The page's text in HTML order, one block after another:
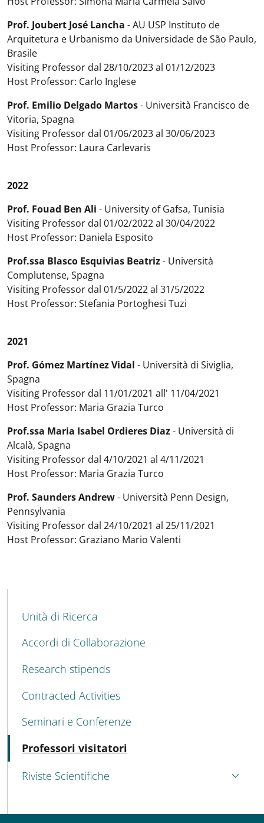
Prof. Joubert José Lancha - AU USP Instituto de
Arquitetura e Urbanismo da Universidade de São Paulo,
Brasile
Visiting Professor dal 28/10/2023 al 01/12/2023
Host Professor: Carlo Inglese
Prof. Emilio Delgado Martos- Università Francisco de
Vitoria, Spagna
Visiting Professor dal 01/06/2023 al 30/06/2023
Host Professor: Laura Carlevaris
2022
Prof. Fouad Ben Ali - University of Gafsa, Tunisia
Visiting Professor dal 01/02/2022 al 30/04/2022
Host Professor: Daniela Esposito
Prof.ssa Blasco Esquivias Beatriz- Università
Complutense, Spagna
Visiting Professor dal 01/5/2022 al 31/5/2022
Host Professor: Stefania Portoghesi Tuzi
2021
Prof. Gómez Martínez Vidal - Università di Siviglia,
Spagna
Visiting Professor dal 11/01/2021 all' 11/04/2021
Host Professor: Maria Grazia Turco
Prof.ssa Maria Isabel Ordieres Diaz- Università di
Alcalà, Spagna
Visiting Professor dal 4/10/2021 al 4/11/2021
Host Professor: Maria Grazia Turco
Prof. Saunders Andrew- Università Penn Design,
Pennsylvania
Visiting Professor dal 24/10/2021 al 25/11/2021
Host Professor: Graziano Mario Valenti
MENU CEV SECOND NAVIGATION
Unità di Ricerca
Accordi di Collaborazione
Research stipends
Contracted Activities
Seminari e Conferenze
Professori visitatori
Riviste Scientifiche